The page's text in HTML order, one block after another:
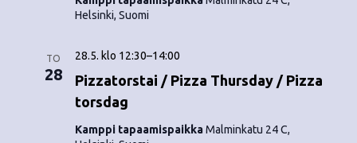
Helsinki, Suomi
TO
28
Pizzatorstai / Pizza Thursday / Pizza
torsdag
28.5. klo 12:30–14:00
Kamppi tapaamispaikkaMalminkatu 24 C,